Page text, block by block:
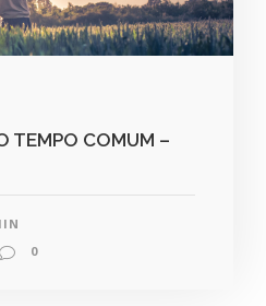
TEMPO COMUM –
0